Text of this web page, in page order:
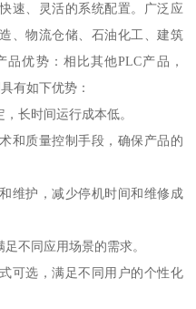
速、灵活的系统配置。广泛应
、物流仓储、石油化工、建筑
优势：相比其他PLC产品，
有如下优势：
长时间运行成本低。
和质量控制手段，确保产品的
维护，减少停机时间和维修成
不同应用场景的需求。
可选，满足不同用户的个性化